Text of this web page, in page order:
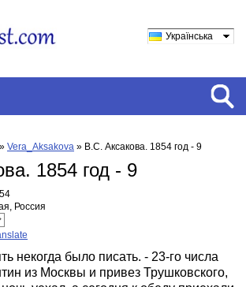
Українська
» Vera_Aksakova » В.С. Аксакова. 1854 год - 9
1854 год - 9
Россия
некогда было писать. - 23-го числа
из Москвы и привез Трушковского,